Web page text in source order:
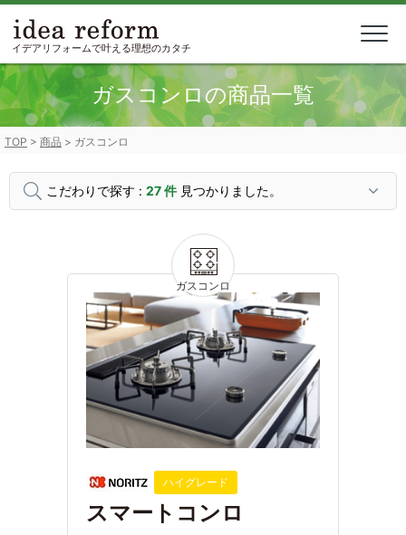
Skip
content
イデアリフォームで叶える理想のカタチ
ガスコンロの商品一覧
TOP > 商品 > ガスコンロ
こだわりで探す : 27 件 見つかりました。
ハイグレード
スマートコンロ